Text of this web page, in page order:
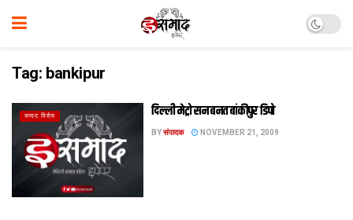
Tag: bankipur
समाद विशेष दिल्ली मेट्रो सन बनत बांकीपुर डिपो
BYसंपादक NOVEMBER 21, 2009